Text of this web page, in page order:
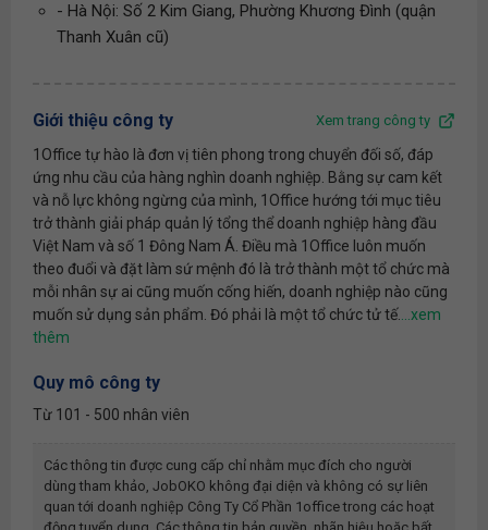
- Hà Nội: Số 2 Kim Giang, Phường Khương Đình (quận
Thanh Xuân cũ)
Giới thiệu công ty Xem trang công ty
1Office tự hào là đơn vị tiên phong trong chuyển đối số, đáp
ứng nhu cầu của hàng nghìn doanh nghiệp. Bằng sự cam kết
và nỗ lực không ngừng của mình, 1Office hướng tới mục tiêu
trở thành giải pháp quản lý tổng thể doanh nghiệp hàng đầu
Việt Nam và số 1 Đông Nam Á. Điều mà 1Office luôn muốn
theo đuổi và đặt làm sứ mệnh đó là trở thành một tổ chức mà
mỗi nhân sự ai cũng muốn cống hiến, doanh nghiệp nào cũng
muốn sử dụng sản phẩm. Đó phải là một tổ chức tử tế.
Quy mô công ty
Từ 101 - 500 nhân viên
Các thông tin được cung cấp chỉ nhằm mục đích cho người
dùng tham khảo, JobOKO không đại diện và không có sự liên
quan tới doanh nghiệp Công Ty Cổ Phần 1officetrong các hoạt
động tuyển dụng. Các thông tin bản quyền, nhãn hiệu hoặc bất